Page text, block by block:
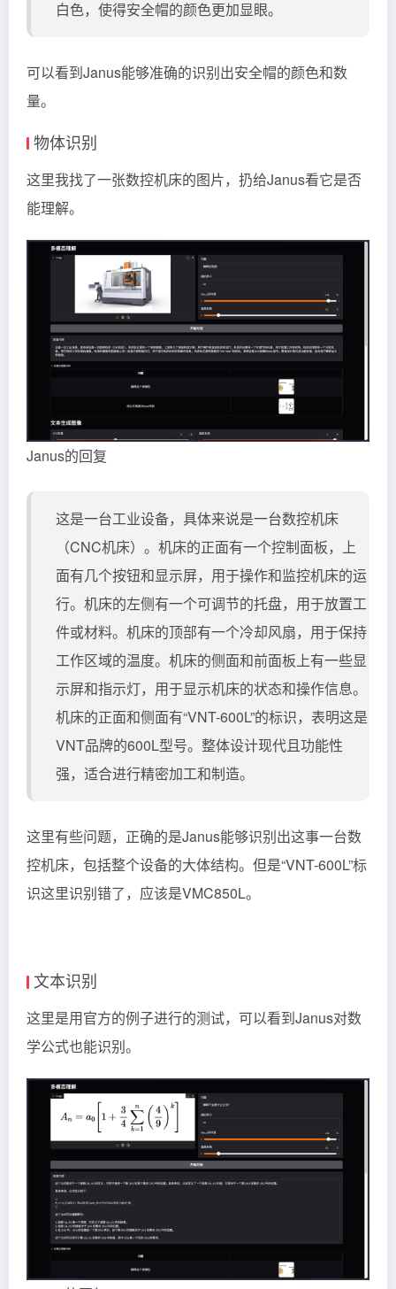
白色，使得安全帽的颜色更加显眼。
可以看到Janus能够准确的识别出安全帽的颜色和数
量。
物体识别
这里我找了一张数控机床的图片，扔给Janus看它是否
能理解。
Janus的回复
这是一台工业设备，具体来说是一台数控机床
（CNC机床）。机床的正面有一个控制面板，上
面有几个按钮和显示屏，用于操作和监控机床的运
行。机床的左侧有一个可调节的托盘，用于放置工
件或材料。机床的顶部有一个冷却风扇，用于保持
工作区域的温度。机床的侧面和前面板上有一些显
示屏和指示灯，用于显示机床的状态和操作信息。
机床的正面和侧面有“VNT-600L”的标识，表明这是
VNT品牌的600L型号。整体设计现代且功能性
强，适合进行精密加工和制造。
这里有些问题，正确的是Janus能够识别出这事一台数
控机床，包括整个设备的大体结构。但是“VNT-600L”标
识这里识别错了，应该是VMC850L。
文本识别
这里是用官方的例子进行的测试，可以看到Janus对数
学公式也能识别。